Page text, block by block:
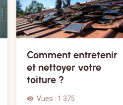
Comment entretenir
et nettoyer votre
toiture ?
visibility Vues : 1 375